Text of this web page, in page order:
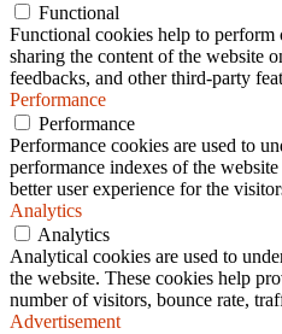
Functional
Functional cookies help to
sharing the content of the website
feedbacks, and other third-party
Performance
Performance
Performance cookies are used to
performance indexes of the
better user experience for the
Analytics
Analytics
Analytical cookies are used to
the website. These cookies help
number of visitors, bounce rate,
Advertisement